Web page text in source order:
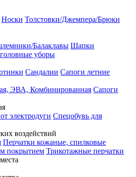
Носки Толстовки/Джемпера/Брюки
Балаклавы Шапки
уборы
Сандалии Сапоги летние
ЭВА, Комбинированная Сапоги
электродуги Спецобувь для
воздействий
Перчатки кожаные, спилковые
покрытием Трикотажные перчатки